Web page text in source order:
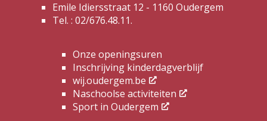
Emile Idiersstraat 12 - 1160 Oudergem
Tel. : 02/676.48.11.
Onze openingsuren
Inschrijving kinderdagverblijf
wij.oudergem.be
Naschoolse activiteiten
Sport in Oudergem